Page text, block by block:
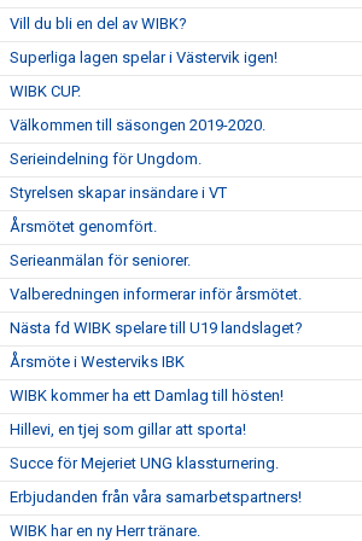
Vill du bli en del av WIBK?
Superliga lagen spelar i Västervik igen!
WIBK CUP.
Välkommen till säsongen 2019-2020.
Serieindelning för Ungdom.
Styrelsen skapar insändare i VT
Årsmötet genomfört.
Serieanmälan för seniorer.
Valberedningen informerar inför årsmötet.
Nästa fd WIBK spelare till U19 landslaget?
Årsmöte i Westerviks IBK
WIBK kommer ha ett Damlag till hösten!
Hillevi, en tjej som gillar att sporta!
Succe för Mejeriet UNG klassturnering.
Erbjudanden från våra samarbetspartners!
WIBK har en ny Herr tränare.